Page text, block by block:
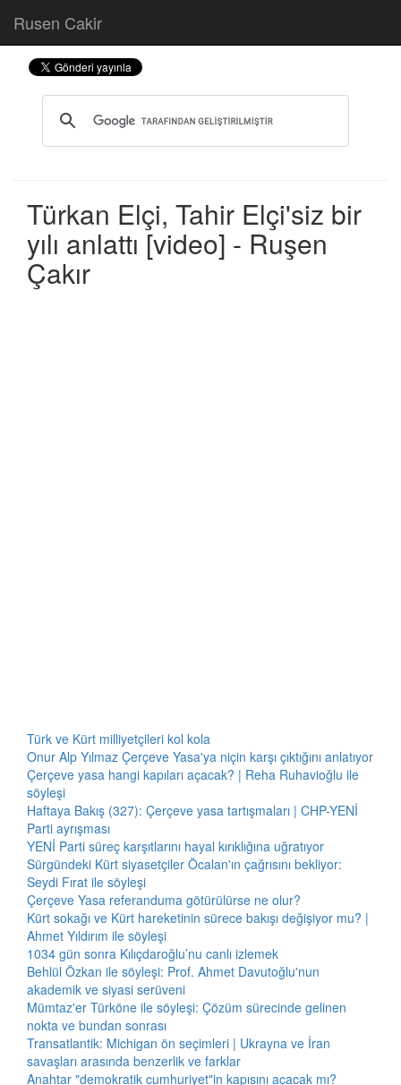
Rusen Cakir
Türkan Elçi, Tahir Elçi'siz bir
yılı anlattı [video] - Ruşen
Çakır
Türk ve Kürt milliyetçileri kol kola
Onur Alp Yılmaz Çerçeve Yasa'ya niçin karşı çıktığını anlatıyor
Çerçeve yasa hangi kapıları açacak? | Reha Ruhavioğlu ile
söyleşi
Haftaya Bakış (327): Çerçeve yasa tartışmaları | CHP-YENİ
Parti ayrışması
YENİ Parti süreç karşıtlarını hayal kırıklığına uğratıyor
Sürgündeki Kürt siyasetçiler Öcalan'ın çağrısını bekliyor:
Seydi Fırat ile söyleşi
Çerçeve Yasa referanduma götürülürse ne olur?
Kürt sokağı ve Kürt hareketinin sürece bakışı değişiyor mu? |
Ahmet Yıldırım ile söyleşi
1034 gün sonra Kılıçdaroğlu’nu canlı izlemek
Behlül Özkan ile söyleşi: Prof. Ahmet Davutoğlu'nun
akademik ve siyasi serüveni
Mümtaz'er Türköne ile söyleşi: Çözüm sürecinde gelinen
nokta ve bundan sonrası
Transatlantik: Michigan ön seçimleri | Ukrayna ve İran
savaşları arasında benzerlik ve farklar
Anahtar "demokratik cumhuriyet"in kapısını açacak mı?